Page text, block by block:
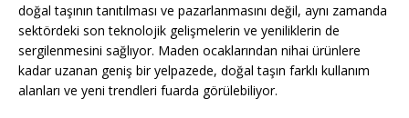
doğal taşının tanıtılması ve pazarlanmasını değil, aynı zamanda
sektördeki son teknolojik gelişmelerin ve yeniliklerin de
sergilenmesini sağlıyor. Maden ocaklarından nihai ürünlere
kadar uzanan geniş bir yelpazede, doğal taşın farklı kullanım
alanları ve yeni trendleri fuarda görülebiliyor.